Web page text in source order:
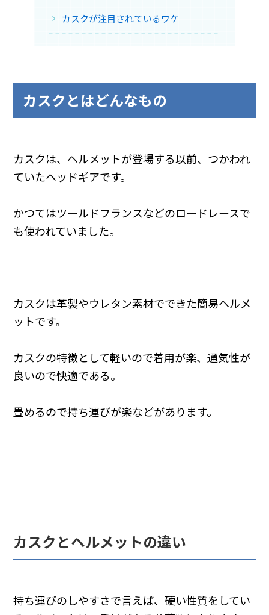
カスクが注目されているワケ
カスクとはどんなもの
カスクは、ヘルメットが登場する以前、つかわれ
ていたヘッドギアです。
かつてはツールドフランスなどのロードレースで
も使われていました。
カスクは革製やウレタン素材でできた簡易ヘルメ
ットです。
カスクの特徴として軽いので着用が楽、通気性が
良いので快適である。
畳めるので持ち運びが楽などがあります。
カスクとヘルメットの違い
持ち運びのしやすさで言えば、硬い性質をしてい